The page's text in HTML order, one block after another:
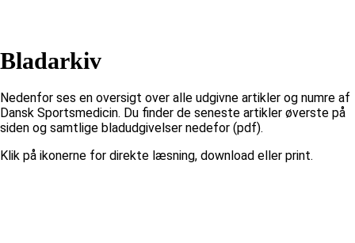
Bladarkiv
Nedenfor ses en oversigt over alle udgivne artikler og numre af
Dansk Sportsmedicin. Du finder de seneste artikler øverste på
siden og samtlige bladudgivelser nedefor (pdf).
Klik på ikonerne for direkte læsning, download eller print.